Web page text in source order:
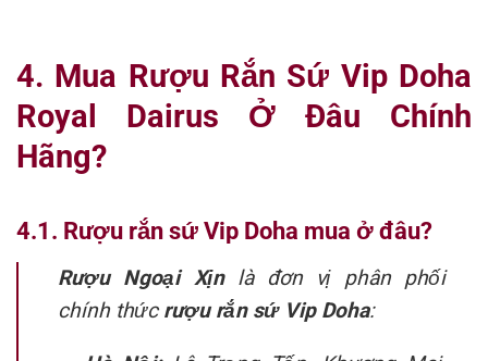
4. Mua Rượu Rắn Sứ Vip Doha
Royal Dairus Ở Đâu Chính
Hãng?
4.1. Rượu rắn sứ Vip Doha mua ở đâu?
Rượu Ngoại Xịnlà đơn vị phân phối
chính thứcrượu rắn sứ Vip Doha: